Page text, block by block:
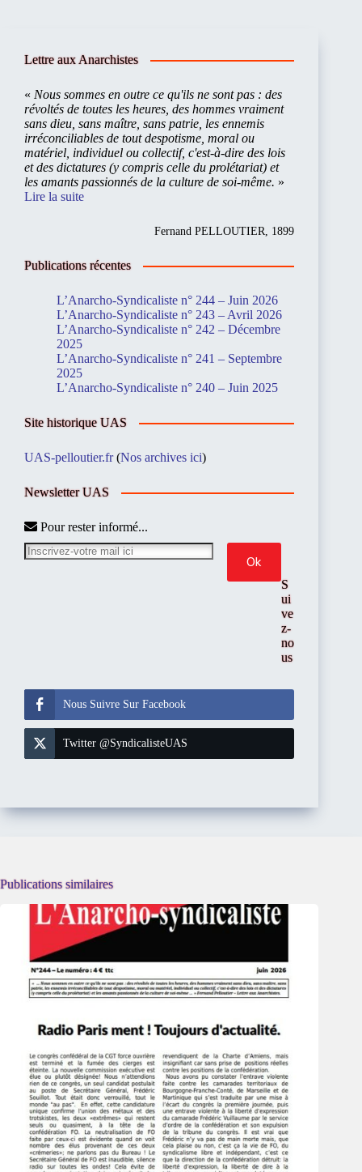
Lettre aux Anarchistes
« Nous sommes en outre ce qu'ils ne sont pas : des
révoltés de toutes les heures, des hommes vraiment
sans dieu, sans maître, sans patrie, les ennemis
irréconciliables de tout despotisme, moral ou
matériel, individuel ou collectif, c'est-à-dire des lois
et des dictatures (y compris celle du prolétariat) et
les amants passionnés de la culture de soi-même. »
Lire la suite
Fernand PELLOUTIER, 1899
Publications récentes
L’Anarcho-Syndicaliste n° 244 – Juin 2026
L’Anarcho-Syndicaliste n° 243 – Avril 2026
L’Anarcho-Syndicaliste n° 242 – Décembre
2025
L’Anarcho-Syndicaliste n° 241 – Septembre
2025
L’Anarcho-Syndicaliste n° 240 – Juin 2025
Site historique UAS
UAS-pelloutier.fr(Nos archives ici)
Newsletter UAS
Pour rester informé...
S
ui
ve
z-
no
us
Nous Suivre Sur Facebook
Twitter @SyndicalisteUAS
Publications similaires